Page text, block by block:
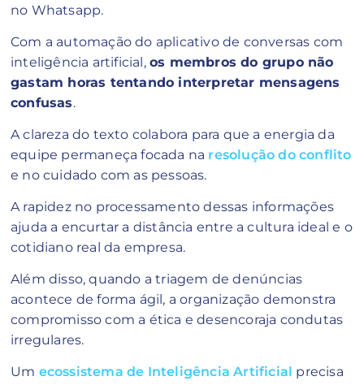
no Whatsapp.
Com a automação do aplicativo de conversas com
inteligência artificial, os membros do grupo não
gastam horas tentando interpretar mensagens
confusas.
A clareza do texto colabora para que a energia da
equipe permaneça focada na resolução do conflito
e no cuidado com as pessoas.
A rapidez no processamento dessas informações
ajuda a encurtar a distância entre a cultura ideal e o
cotidiano real da empresa.
Além disso, quando a triagem de denúncias
acontece de forma ágil, a organização demonstra
compromisso com a ética e desencoraja condutas
irregulares.
Um ecossistema de Inteligência Artificial precisa